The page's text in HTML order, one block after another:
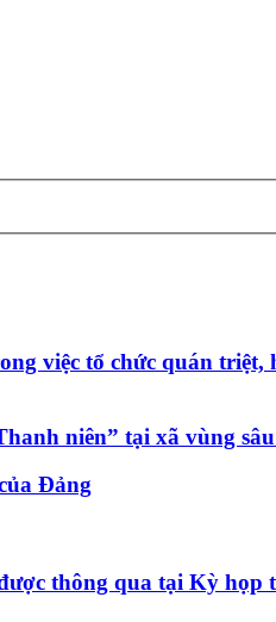
việc tổ chức quán
niên” tại xã vùng
Đảng
thông qua tại Kỳ